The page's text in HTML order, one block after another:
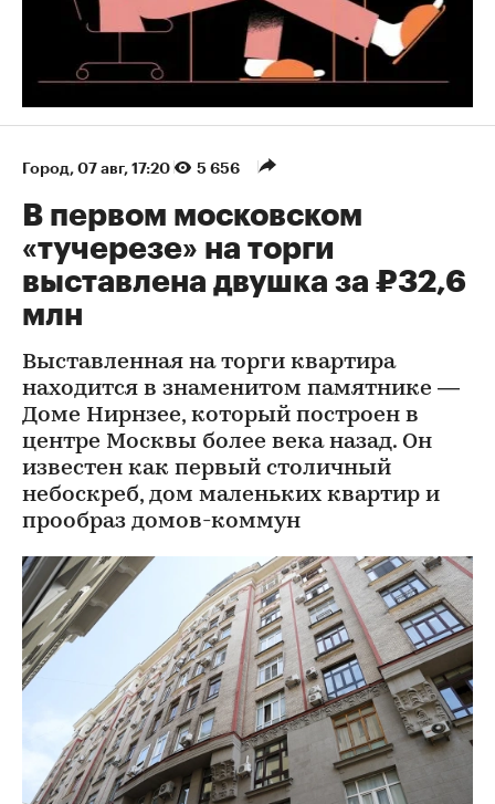
Город⁠, 07 авг, 17:20 5 656
В первом московском
«тучерезе» на торги
выставлена двушка за ₽32,6
млн
Выставленная на торги квартира
находится в знаменитом памятнике —
Доме Нирнзее, который построен в
центре Москвы более века назад. Он
известен как первый столичный
небоскреб, дом маленьких квартир и
прообраз домов-коммун